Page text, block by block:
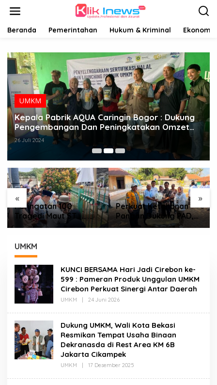
Beranda Pemerintahan Hukum & Kriminal Ekonomi
UMKM
Kepala Pabrik AQUA Caringin Bogor : Dukung
Pengembangan Dan Peningkatakan Omzet
UMKM Lokal
26 Juli 2024
« »
Peringatan 100
Tragedi Maut ST
Bekasi Timur, Keluarga
Transparan Tangani
Kasus Yang Belum Di
Proses Hukum
Perkuat Ketahanan
Pangan Dukung PAD,
Walikota Cirebon
UMKM
KUNCI BERSAMA Hari Jadi Cirebon ke-
599 : Pameran Produk Unggulan UMKM
Cirebon Perkuat Sinergi Antar Daerah
UMKM 24 Juni 2026Oleh
Dukung UMKM, Wali Kota Bekasi
Resmikan Tempat Usaha Binaan
Dekranasda di Rest Area KM 6B
Jakarta Cikampek
UMKM 17 Desember 2025